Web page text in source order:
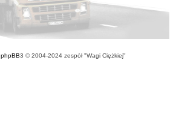
phpBB3 © 2004-2024 zespół "Wagi Ciężkiej"